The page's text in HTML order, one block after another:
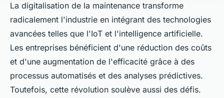
La digitalisation de la maintenance transforme
radicalement l'industrie en intégrant des technologies
avancées telles que l'IoT et l'intelligence artificielle.
Les entreprises bénéficient d'une réduction des coûts
et d'une augmentation de l'efficacité grâce à des
processus automatisés et des analyses prédictives.
Toutefois, cette révolution soulève aussi des défis.